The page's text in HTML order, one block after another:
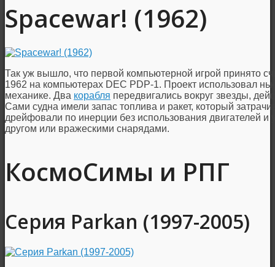
Spacewar! (1962)
Так уж вышло, что первой компьютерной игрой принято
1962 на компьютерах DEC PDP-1. Проект использовал
механике. Два корабля передвигались вокруг звезды,
Сами судна имели запас топлива и ракет, который
дрейфовали по инерции без использования двигателей и
другом или вражескими снарядами.
КосмоСимы и РПГ
Серия Parkan (1997-2005)